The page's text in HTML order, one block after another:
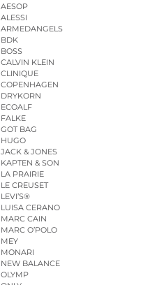
AESOP
ALESSI
ARMEDANGELS
BDK
BOSS
CALVIN KLEIN
CLINIQUE
COPENHAGEN
DRYKORN
ECOALF
FALKE
GOT BAG
HUGO
JACK & JONES
KAPTEN & SON
LA PRAIRIE
LE CREUSET
LEVI’S®
LUISA CERANO
MARC CAIN
MARC O’POLO
MEY
MONARI
NEW BALANCE
OLYMP